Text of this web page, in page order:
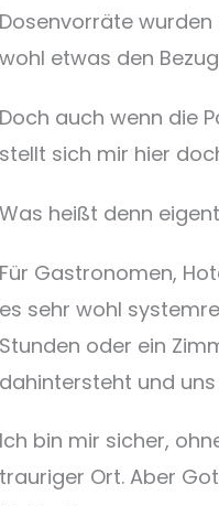
Dosenvorräte
wohl etwas den
Doch auch wenn die
stellt sich mir hier
Was heißt denn
Für Gastronomen,
es sehr wohl
Stunden oder ein
dahintersteht und
Ich bin mir sicher,
trauriger Ort. Aber